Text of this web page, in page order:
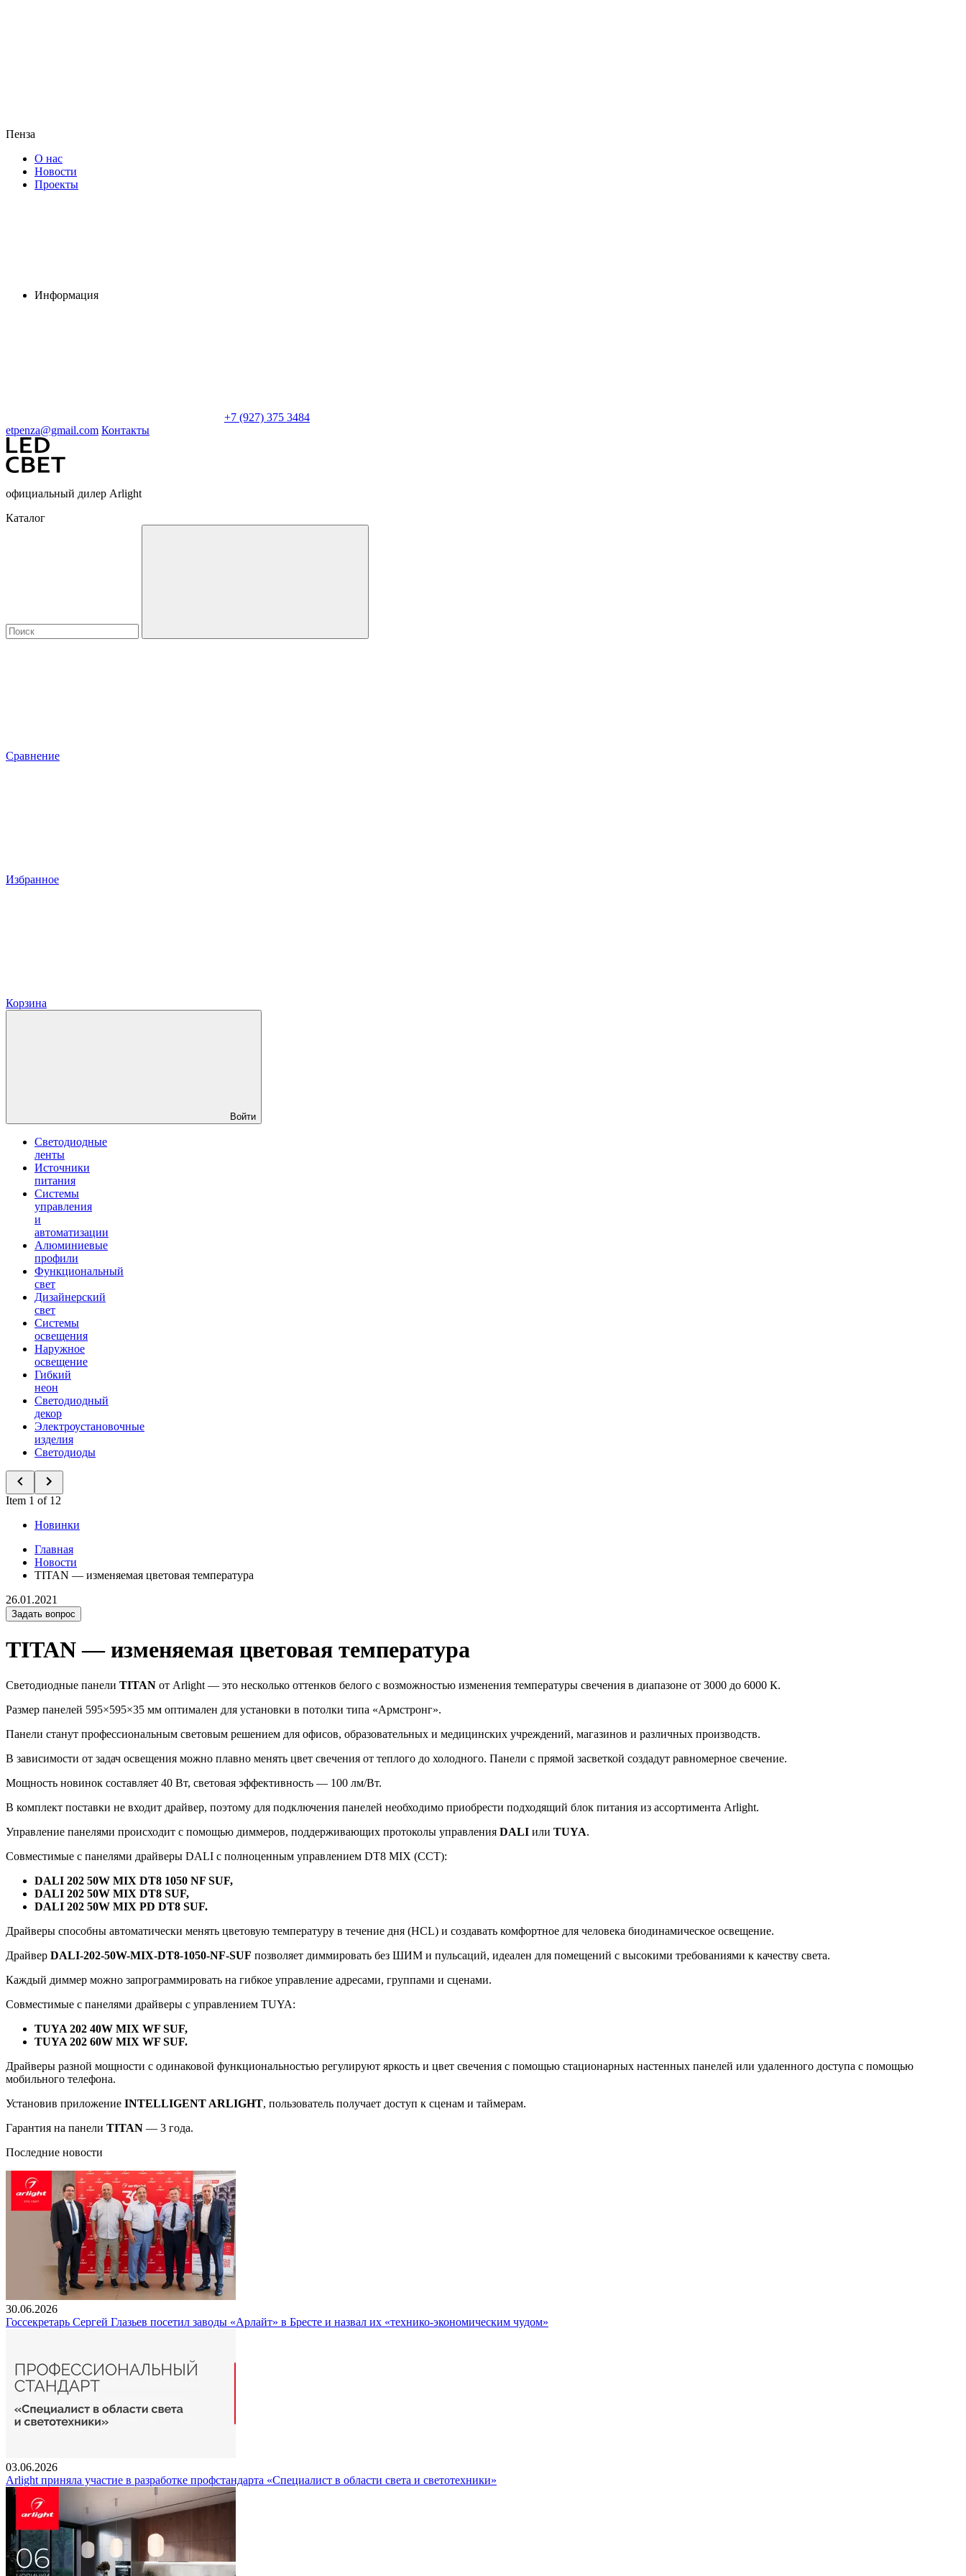
Пенза
О нас
Новости
Проекты
Информация
+7 (927) 375 3484
etpenza@gmail.com Контакты
официальный дилер Arlight
Каталог
Сравнение
Избранное
Корзина
Войти
Светодиодные
ленты
Источники
питания
Системы
управления
и
автоматизации
Алюминиевые
профили
Функциональный
свет
Дизайнерский
свет
Системы
освещения
Наружное
освещение
Гибкий
неон
Светодиодный
декор
Электроустановочные
изделия
Светодиоды
Item 1 of 12
Новинки
Главная
Новости
TITAN — изменяемая цветовая температура
26.01.2021
Задать вопрос
TITAN — изменяемая цветовая температура
Светодиодные панели TITAN от Arlight — это несколько оттенков белого с возможностью изменения температуры свечения в диапазоне от 3000 до 6000 К.
Размер панелей 595×595×35 мм оптимален для установки в потолки типа «Армстронг».
Панели станут профессиональным световым решением для офисов, образовательных и медицинских учреждений, магазинов и различных производств.
В зависимости от задач освещения можно плавно менять цвет свечения от теплого до холодного. Панели с прямой засветкой создадут равномерное свечение.
Мощность новинок составляет 40 Вт, световая эффективность — 100 лм/Вт.
В комплект поставки не входит драйвер, поэтому для подключения панелей необходимо приобрести подходящий блок питания из ассортимента Arlight.
Управление панелями происходит с помощью диммеров, поддерживающих протоколы управления DALI или TUYA.
Совместимые с панелями драйверы DALI с полноценным управлением DT8 MIX (ССТ):
DALI 202 50W MIX DT8 1050 NF SUF,
DALI 202 50W MIX DT8 SUF,
DALI 202 50W MIX PD DT8 SUF.
Драйверы способны автоматически менять цветовую температуру в течение дня (HCL) и создавать комфортное для человека биодинамическое освещение.
Драйвер DALI-202-50W-MIX-DT8-1050-NF-SUF позволяет диммировать без ШИМ и пульсаций, идеален для помещений с высокими требованиями к качеству света.
Каждый диммер можно запрограммировать на гибкое управление адресами, группами и сценами.
Совместимые с панелями драйверы с управлением TUYA:
TUYA 202 40W MIX WF SUF,
TUYA 202 60W MIX WF SUF.
Драйверы разной мощности с одинаковой функциональностью регулируют яркость и цвет свечения с помощью стационарных настенных панелей или удаленного доступа с помощью
мобильного телефона.
Установив приложение INTELLIGENT ARLIGHT, пользователь получает доступ к сценам и таймерам.
Гарантия на панели TITAN — 3 года.
Последние новости
30.06.2026
Госсекретарь Сергей Глазьев посетил заводы «Арлайт» в Бресте и назвал их «технико-экономическим чудом»
03.06.2026
Arlight приняла участие в разработке профстандарта «Специалист в области света и светотехники»